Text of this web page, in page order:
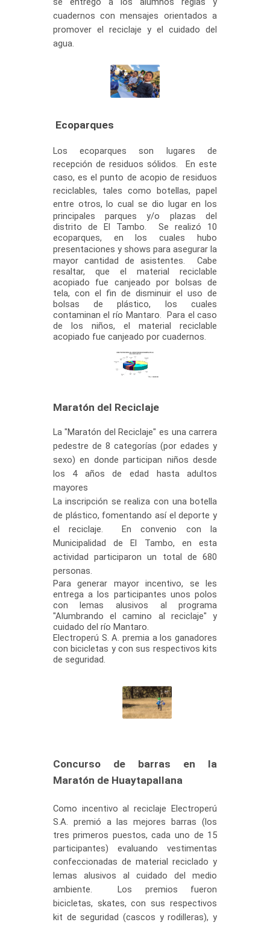
cuadernos con mensajes orientados a
promover el reciclaje y el cuidado del
agua.
Ecoparques
Los ecoparques son lugares de
recepción de residuos sólidos. En este
caso, es el punto de acopio de residuos
reciclables, tales como botellas, papel
entre otros,lo cual se dio lugar en los
principales parques y/o plazas del
distrito de El Tambo. Se realizó 10
ecoparques, en los cuales hubo
presentaciones y shows para asegurar la
mayor cantidad de asistentes. Cabe
resaltar, que el material reciclable
acopiado fue canjeado por bolsas de
tela, con el fin de disminuir el uso de
bolsas de plástico, ​los cuales
contaminan el río Mantaro. Para el caso
de los niños, el material reciclable
acopiado fue canjeado por cuadernos.
Maratón del Reciclaje​​
​La "Maratón del Reciclaje" es una carrera
pedestre de 8 categorías (por edades y
sexo) en donde participan niños desde
los 4 años de edad hasta adultos
mayores
La inscripción se realiza con una botella
de plástico, fomentando así el deporte y
el reciclaje. En convenio con la
Municipalidad de El Tambo, en esta
actividad participaron un total de 680
personas.
​Para generar mayor incentivo, se les
entrega a los participantes unos polos
con lemas alusivos al programa
"Alumbrando el camino al reciclaje" y
cuidado del río Mantaro.
Electroperú S. A. premia a los ganadores
con bicicletas y con sus respectivos kits
de seguridad.
Concurso de barras en la
Maratón de Huaytapallana
Como incentivo al reciclaje Electroperú
S.A. premió a las mejores barras (los
tres primeros puestos, cada uno de 15
participantes) evaluando vestimentas
confeccionadas de material reciclado y
lemas alusivos al cuidado del medio
ambiente. Los premios fueron
bicicletas, skates, con sus respectivos
kit de seguridad (cascos y rodilleras), y